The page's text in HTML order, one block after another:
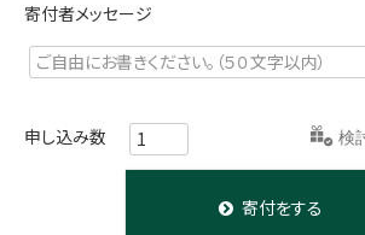
寄付者メッセージ
寄付をする